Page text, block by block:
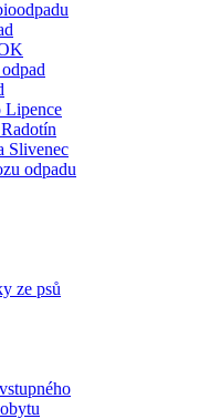
Lipence
Slivenec
odpadu
ze psů